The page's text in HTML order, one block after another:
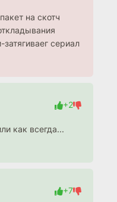
на скотч
сериал
+2
как всегда...
+7